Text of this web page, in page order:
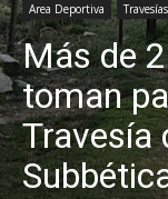
Area Deportiva
Más de
toman
Travesía